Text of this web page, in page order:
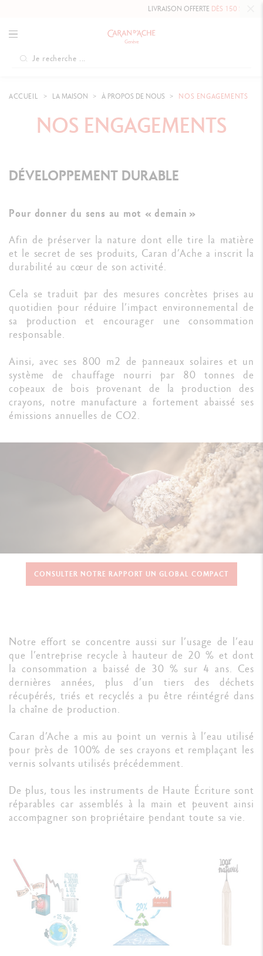
LIVRAISON OFFERTEDÈS 150 $
ACCUEIL LA MAISON À PROPOS DE NOUS NOS ENGAGEMENTS
NOS ENGAGEMENTS
DÉVELOPPEMENT DURABLE
Pour donner du sens au mot « demain »
Afin de préserver la nature dont elle tire la matière
et le secret de ses produits, Caran d’Ache a inscrit la
durabilité au cœur de son activité.
Cela se traduit par des mesures concrètes prises au
quotidien pour réduire l’impact environnemental de
sa production et encourager une consommation
responsable.
Ainsi, avec ses 800 m2 de panneaux solaires et un
système de chauffage nourri par 80 tonnes de
copeaux de bois provenant de la production des
crayons, notre manufacture a fortement abaissé ses
émissions annuelles de CO2.
CONSULTER NOTRE RAPPORT UN GLOBAL COMPACT
Notre effort se concentre aussi sur l’usage de l’eau
que l’entreprise recycle à hauteur de 20 % et dont
la consommation a baissé de 30 % sur 4 ans. Ces
dernières années, plus d’un tiers des déchets
récupérés, triés et recyclés a pu être réintégré dans
la chaîne de production.
Caran d’Ache a mis au point un vernis à l’eau utilisé
pour près de 100% de ses crayons et remplaçant les
vernis solvants utilisés précédemment.
De plus, tous les instruments de Haute Écriture sont
réparables car assemblés à la main et peuvent ainsi
accompagner son propriétaire pendant toute sa vie.